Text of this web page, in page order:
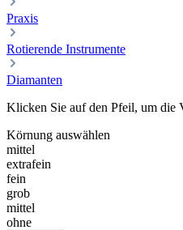
Praxis
Rotierende Instrumente
Diamanten
Klicken Sie auf den Pfeil, um die
Körnung auswählen
mittel
extrafein
fein
grob
mittel
ohne